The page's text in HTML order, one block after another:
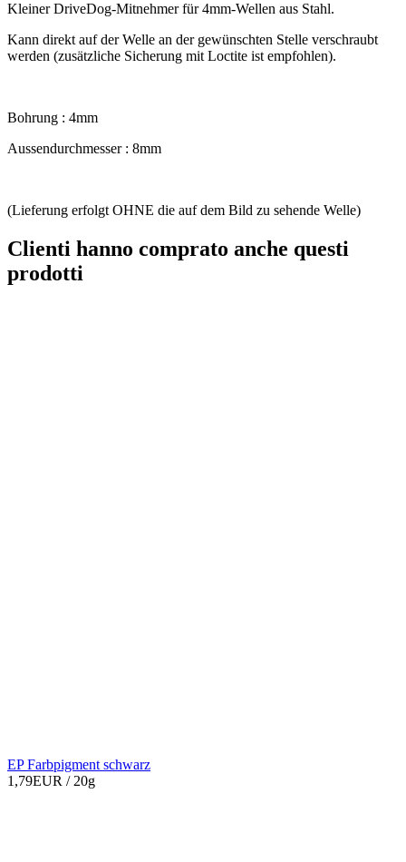
Kleiner DriveDog-Mitnehmer für 4mm-Wellen aus Stahl.
Kann direkt auf der Welle an der gewünschten Stelle verschraubt
werden (zusätzliche Sicherung mit Loctite ist empfohlen).
Bohrung : 4mm
Aussendurchmesser : 8mm
(Lieferung erfolgt OHNE die auf dem Bild zu sehende Welle)
Clienti hanno comprato anche questi
prodotti
EP Farbpigment schwarz
1,79EUR / 20g